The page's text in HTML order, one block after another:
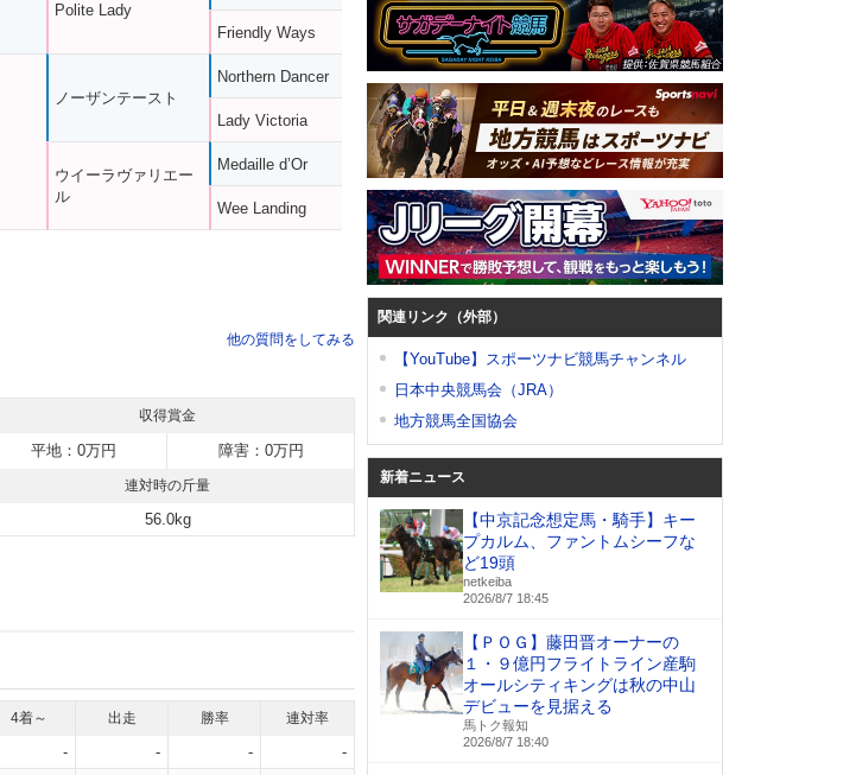
Polite Lady
ノーザンテースト
ウイーラヴァリエー
ル
Friendly Ways
Northern Dancer
Lady Victoria
Medaille d’Or
Wee Landing
他の質問をしてみる
収得賞金
平地：0万円 障害：0万円
連対時の斤量
56.0kg
4着～ 出走 勝率 連対率
- - -
-
関連リンク（外部）
【YouTube】スポーツナビ競馬チャンネル
日本中央競馬会（JRA）
地方競馬全国協会
新着ニュース
【中京記念想定馬・騎手】キー
プカルム、ファントムシーフな
ど19頭
netkeiba
2026/8/7 18:45
【ＰＯＧ】藤田晋オーナーの
１・９億円フライトライン産駒
オールシティキングは秋の中山
デビューを見据える
馬トク報知
2026/8/7 18:40